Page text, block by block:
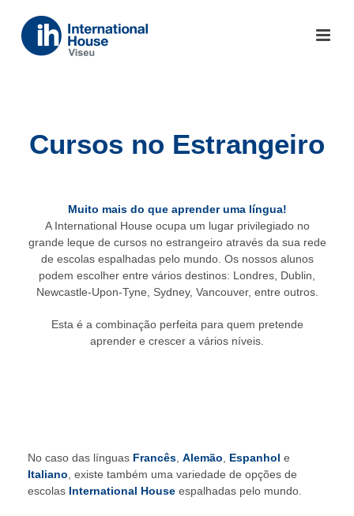
Cursos no Estrangeiro
Muito mais do que aprender uma língua!
A International House ocupa um lugar privilegiado no
grande leque de cursos no estrangeiro através da sua rede
de escolas espalhadas pelo mundo. Os nossos alunos
podem escolher entre vários destinos: Londres, Dublin,
Newcastle-Upon-Tyne, Sydney, Vancouver, entre outros.
Esta é a combinação perfeita para quem pretende
aprender e crescer a vários níveis.
No caso das línguas Francês Alemão Espanhol e
Italiano , existe também uma variedade de opções de
escolas International House espalhadas pelo mundo.